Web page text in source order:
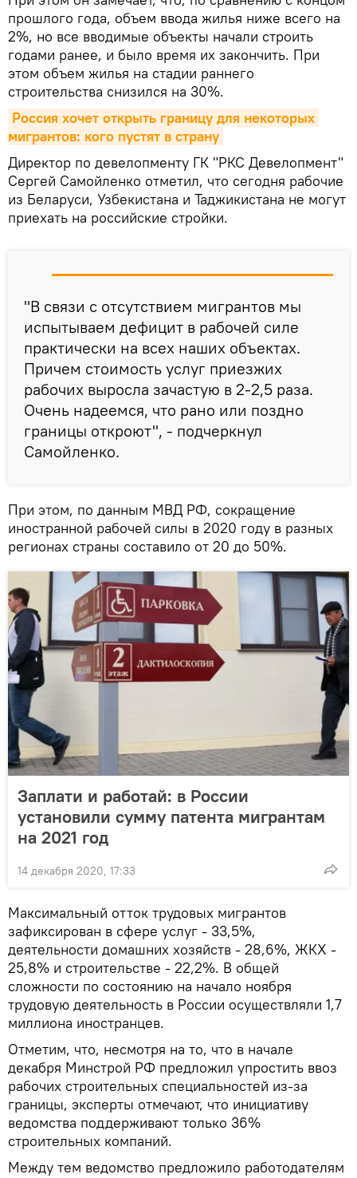
прошлого года, объем ввода жилья ниже всего на
2%, но все вводимые объекты начали строить
годами ранее, и было время их закончить. При
этом объем жилья на стадии раннего
строительства снизился на 30%.
Россия хочет открыть границу для некоторых
мигрантов: кого пустят в страну
Директор по девелопменту ГК "РКС Девелопмент"
Сергей Самойленко отметил, что сегодня рабочие
из Беларуси, Узбекистана и Таджикистана не могут
приехать на российские стройки.
"В связи с отсутствием мигрантов мы
испытываем дефицит в рабочей силе
практически на всех наших объектах.
Причем стоимость услуг приезжих
рабочих выросла зачастую в 2-2,5 раза.
Очень надеемся, что рано или поздно
границы откроют", - подчеркнул
Самойленко.
При этом, по данным МВД РФ, сокращение
иностранной рабочей силы в 2020 году в разных
регионах страны составило от 20 до 50%.
Заплати и работай: в России
установили сумму патента мигрантам
на 2021 год
14 декабря 2020, 17:33
Максимальный отток трудовых мигрантов
зафиксирован в сфере услуг - 33,5%,
деятельности домашних хозяйств - 28,6%, ЖКХ -
25,8% и строительстве - 22,2%. В общей
сложности по состоянию на начало ноября
трудовую деятельность в России осуществляли 1,7
миллиона иностранцев.
Отметим, что, несмотря на то, что в начале
декабря Минстрой РФ предложил упростить ввоз
рабочих строительных специальностей из-за
границы, эксперты отмечают, что инициативу
ведомства поддерживают только 36%
строительных компаний.
Между тем ведомство предложило работодателям